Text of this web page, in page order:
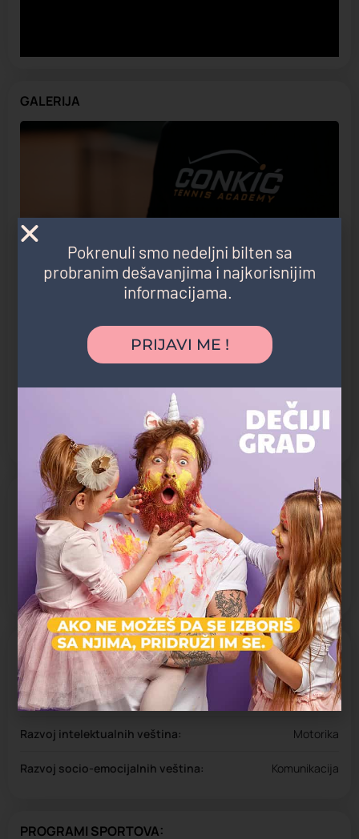
GALERIJA
STRUČNI TIM
Tokom godina, uspeli smo da okupimo tim vrhunskih stručnjaka
za tenis, fizičku pripremu i mentalni trening. Svi članovi Conkić
Tennis Academy su eksperti u svojim oblastima i dele istu
strast prema tenisu. Do sada smo trenirali više od 100 igrača –
od juniora do vrhunskih ATP i WTA profesionalaca.
O NASTAVI
Nastava prilagođena uzrastu:
Mladji osnovci, Mlađi školski uzrast, Predškolski uzrast
Razvoj intelektualnih veština: Motorika
Razvoj socio-emocijalnih veština: Komunikacija
PROGRAMI SPORTOVA:
Pokrenuli smo nedeljni bilten sa
probranim dešavanjima i najkorisnijim
informacijama.
PRIJAVI ME !